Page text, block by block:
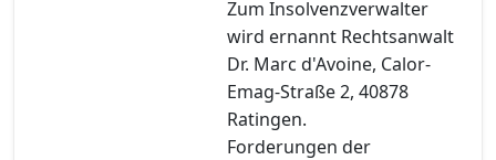
Zum Insolvenzverwalter
wird ernannt Rechtsanwalt
Dr. Marc d'Avoine, Calor-
Emag-Straße 2, 40878
Ratingen.
Forderungen der